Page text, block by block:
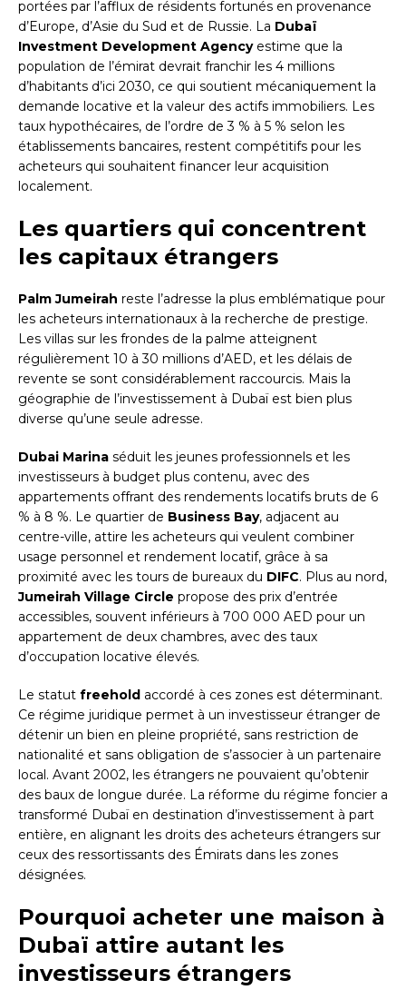
portées par l’afflux de résidents fortunés en provenance
d’Europe, d’Asie du Sud et de Russie. La Dubaï
Investment Development Agencyestime que la
population de l’émirat devrait franchir les 4 millions
d’habitants d’ici 2030, ce qui soutient mécaniquement la
demande locative et la valeur des actifs immobiliers. Les
taux hypothécaires, de l’ordre de 3 % à 5 % selon les
établissements bancaires, restent compétitifs pour les
acheteurs qui souhaitent financer leur acquisition
localement.
Les quartiers qui concentrent
les capitaux étrangers
Palm Jumeirah reste l’adresse la plus emblématique pour
les acheteurs internationaux à la recherche de prestige.
Les villas sur les frondes de la palme atteignent
régulièrement 10 à 30 millions d’AED, et les délais de
revente se sont considérablement raccourcis. Mais la
géographie de l’investissement à Dubaï est bien plus
diverse qu’une seule adresse.
Dubai Marina séduit les jeunes professionnels et les
investisseurs à budget plus contenu, avec des
appartements offrant des rendements locatifs bruts de 6
% à 8 %. Le quartier de Business Bay, adjacent au
centre-ville, attire les acheteurs qui veulent combiner
usage personnel et rendement locatif, grâce à sa
proximité avec les tours de bureaux du DIFC. Plus au nord,
Jumeirah Village Circle propose des prix d’entrée
accessibles, souvent inférieurs à 700 000 AED pour un
appartement de deux chambres, avec des taux
d’occupation locative élevés.
Le statut freehold accordé à ces zones est déterminant.
Ce régime juridique permet à un investisseur étranger de
détenir un bien en pleine propriété, sans restriction de
nationalité et sans obligation de s’associer à un partenaire
local. Avant 2002, les étrangers ne pouvaient qu’obtenir
des baux de longue durée. La réforme du régime foncier a
transformé Dubaï en destination d’investissement à part
entière, en alignant les droits des acheteurs étrangers sur
ceux des ressortissants des Émirats dans les zones
désignées.
Pourquoi acheter une maison à
Dubaï attire autant les
investisseurs étrangers